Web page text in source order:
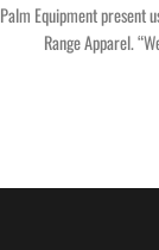
Palm Equipment present
Range Apparel.